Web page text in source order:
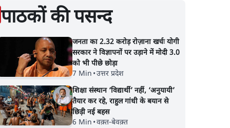
पाठकों की पसन्द
जनता का 2.32 करोड़ रोज़ाना खर्चः योगी
सरकार ने विज्ञापनों पर उड़ाने में मोदी 3.0
को भी पीछे छोड़ा
7 Min •उत्तर प्रदेश
शिक्षा संस्थान ‘विद्यार्थी’ नहीं, ‘अनुयायी’
तैयार कर रहे, राहुल गांधी के बयान से
छिड़ी नई बहस
6 Min •वक़्त-बेवक़्त